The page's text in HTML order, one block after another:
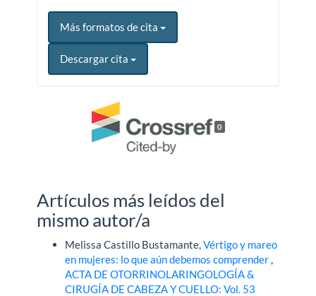
Más formatos de cita
Descargar cita
0
Artículos más leídos del
mismo autor/a
Melissa Castillo Bustamante,Vértigo y mareo
en mujeres: lo que aún debemos comprender
ACTA DE OTORRINOLARINGOLOGÍA &
CIRUGÍA DE CABEZA Y CUELLO: Vol. 53